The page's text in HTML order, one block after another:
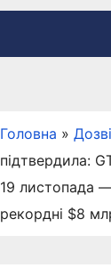
Головна »
підтвердила:
19 листопада
рекордні $8